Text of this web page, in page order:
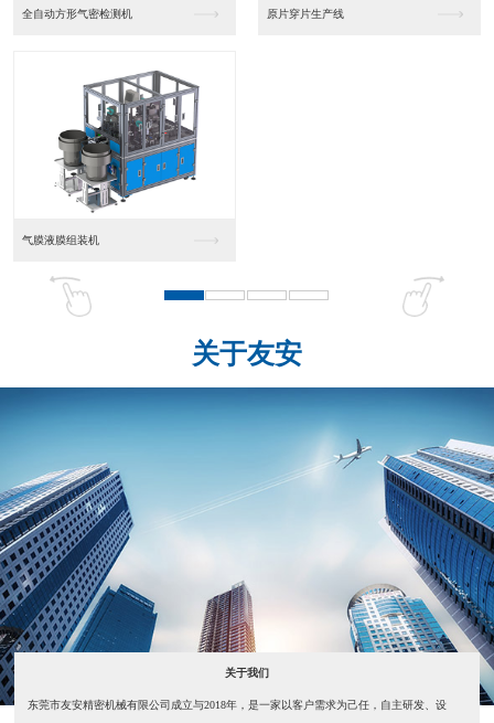
全自动方形气密检测机 原片穿片生产线
气膜液膜组装机
关于友安
关于我们
东莞市友安精密机械有限公司成立与2018年，是一家以客户需求为己任，自主研发、设